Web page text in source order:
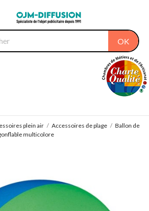
OK
plein air Accessoires de plage
Ballon de
multicolore